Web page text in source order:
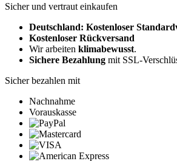
Sicher und vertraut einkaufen
Deutschland: Kostenloser
Kostenloser Rückversand
Wir arbeiten klimabewusst.
Sichere Bezahlung mit SSL-
Sicher bezahlen mit
Nachnahme
Vorauskasse